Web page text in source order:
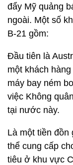
đẩy Mỹ quảng
ngoài. Một số
B-21 gồm:
Đầu tiên là
một khách
máy bay ném
việc Không
tại nước này.
Là một tiền
thể cung cấp
tiêu ở khu vực